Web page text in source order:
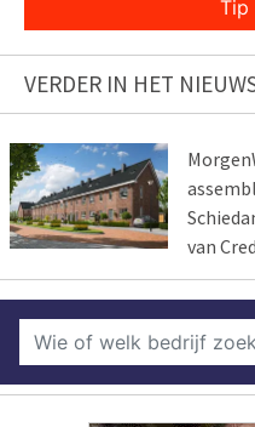
Tip
VERDER IN HET
van